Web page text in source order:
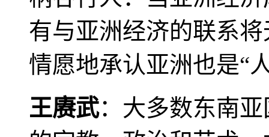
有与亚洲经济的联系
情愿地承认亚洲也是“
王赓武：大多数东南